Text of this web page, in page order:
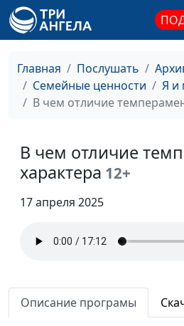
Главная Послушать
Семейные ценности
Я и
В чем отличие
В чем отличие
характера 12+
17 апреля 2025
Описание програмы
Страх общения — как
его преодолеть?
Юлия
Как принять плохое в
своей жизни
Юлия
Стыд и вина —
чувства-сигналы
Юлия
Как определить, что
плохо или хорошо?
Айгуль